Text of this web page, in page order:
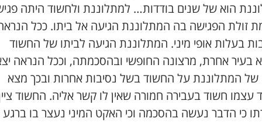
הוא של שנים בודדות… למתלוננת ולחשוד היתה
זולת הפגישה בה המתלוננת הגיעה אל ביתו. ככל
בעלות אופי מיני. המתלוננת הגיעה לביתו של החשוד
בעיר אחרת, מרצונה החופשי ובהסכמתה, וככל הנראה
המתלוננת על החשוד בשל נסיבות אחרות ובכך מצא
עצמו חשוד בעבירה חמורה שאין לו קשר אליה. החשוד
כי הדבר נעשה בהסכמה וכי האקט המיני נעצר בו ברגע